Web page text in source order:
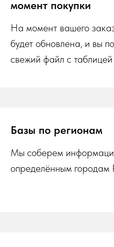
момент покупки
На момент вашего
будет обновлена, и вы
свежий файл с таблицей
Базы по регионам
Мы соберем
определённым городам